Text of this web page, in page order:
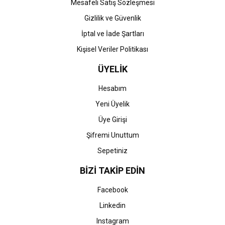
Mesafeli Satış Sözleşmesi
Gizlilik ve Güvenlik
İptal ve İade Şartları
Kişisel Veriler Politikası
ÜYELİK
Hesabım
Yeni Üyelik
Üye Girişi
Şifremi Unuttum
Sepetiniz
BİZİ TAKİP EDİN
Facebook
Linkedin
Instagram